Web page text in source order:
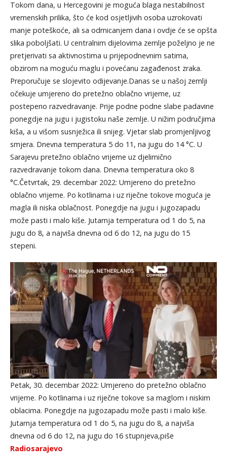
Tokom dana, u Hercegovini je moguća blaga nestabilnost
vremenskih prilika, što će kod osjetljivih osoba uzrokovati
manje poteškoće, ali sa odmicanjem dana i ovdje će se opšta
slika poboljšati. U centralnim dijelovima zemlje poželjno je ne
pretjerivati sa aktivnostima u prijepodnevnim satima,
obzirom na moguću maglu i povećanu zagađenost zraka.
Preporučuje se slojevito odijevanje.Danas se u našoj zemlji
očekuje umjereno do pretežno oblačno vrijeme, uz
postepeno razvedravanje. Prije podne podne slabe padavine
ponegdje na jugu i jugistoku naše zemlje. U nižim područjima
kiša, a u višom susnježica ili snijeg. Vjetar slab promjenljivog
smjera. Dnevna temperatura 5 do 11, na jugu do 14 °C. U
Sarajevu pretežno oblačno vrijeme uz djelimično
razvedravanje tokom dana. Dnevna temperatura oko 8
°C.Četvrtak, 29. decembar 2022: Umjereno do pretežno
oblačno vrijeme. Po kotlinama i uz riječne tokove moguća je
magla ili niska oblačnost. Ponegdje na jugu i jugozapadu
može pasti i malo kiše. Jutarnja temperatura od 1 do 5, na
jugu do 8, a najviša dnevna od 6 do 12, na jugu do 15
stepeni.
Petak, 30. decembar 2022: Umjereno do pretežno oblačno
vrijeme. Po kotlinama i uz riječne tokove sa maglom i niskim
oblacima. Ponegdje na jugozapadu može pasti i malo kiše.
Jutarnja temperatura od 1 do 5, na jugu do 8, a najviša
dnevna od 6 do 12, na jugu do 16 stupnjeva,piše
Radiosarajevo